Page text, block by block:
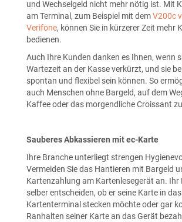
und Wechselgeld nicht mehr nötig ist. Mit
am Terminal, zum Beispiel mit demV200c
Verifone, können Sie in kürzerer Zeit mehr
bedienen.
Auch Ihre Kunden danken es Ihnen, wenn
Wartezeit an der Kasse verkürzt, und sie
spontan und flexibel sein können. So
auch Menschen ohne Bargeld, auf dem
Kaffee oder das morgendliche Croissant
Sauberes Abkassieren mit ec-Karte
Ihre Branche unterliegt strengen
Vermeiden Sie das Hantieren mit Bargeld
Kartenzahlung am Kartenlesegerät an. Ihr
selber entscheiden, ob er seine Karte in das
Kartenterminal stecken möchte oder gar
Ranhalten seiner Karte an das Gerät